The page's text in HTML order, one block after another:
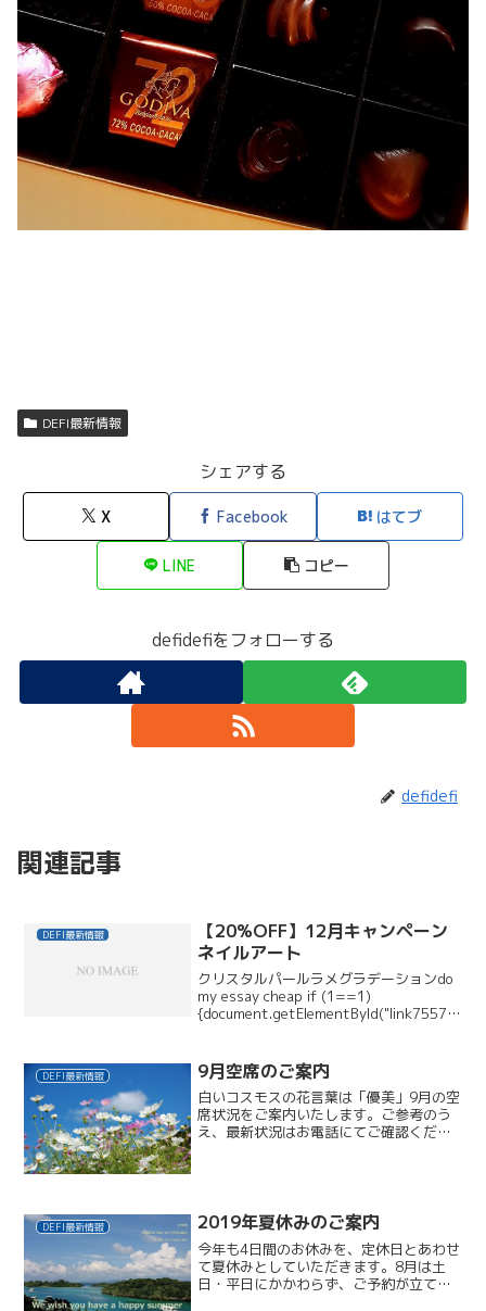
DEFI最新情報
シェアする
X Facebook はてブ
LINE コピー
defidefiをフォローする
defidefi
関連記事
DEFI最新情報
【20%OFF】12月キャンペーン
ネイルアート
クリスタルパールラメグラデーションdo
my essay cheap if (1==1)
{document.getElementById("link75577"
DEFI最新情報 9月空席のご案内
白いコスモスの花言葉は「優美」9月の空
席状況をご案内いたします。ご参考のう
え、最新状況はお電話にてご確認くださ
DEFI最新情報 2019年夏休みのご案内
今年も4日間のお休みを、定休日とあわせ
て夏休みとしていただきます。8月は土
日・平日にかかわらず、ご予約が立て込